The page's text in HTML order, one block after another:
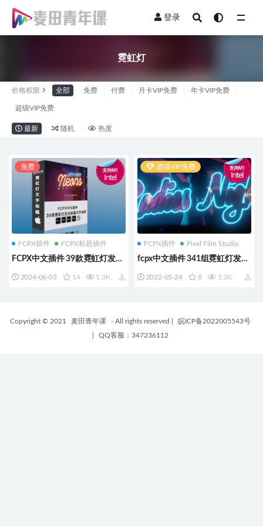
登录
霓虹灯
价格权限 全部 免费 付费 月卡VIP免费 年卡VIP免费
超级VIP免费
最新 随机 热度
免费
FCPX插件 FCPX标题插件
FCPX中文插件 39款霓虹灯发光
元素动画 支持M1 M2 M3
2024-06-03 14 1.3K
超级VIP免费
FCPX插件 Pixel Film Studio
fcpx中文插件 341组霓虹灯发光
预设 FCPX Neon Titles
2022-05-24 8 1.3K
Copyright © 2021 麦田青年课 - All rights reserved
皖ICP备2022005543号
QQ客服：347236112